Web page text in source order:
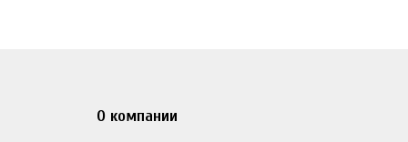
О компании